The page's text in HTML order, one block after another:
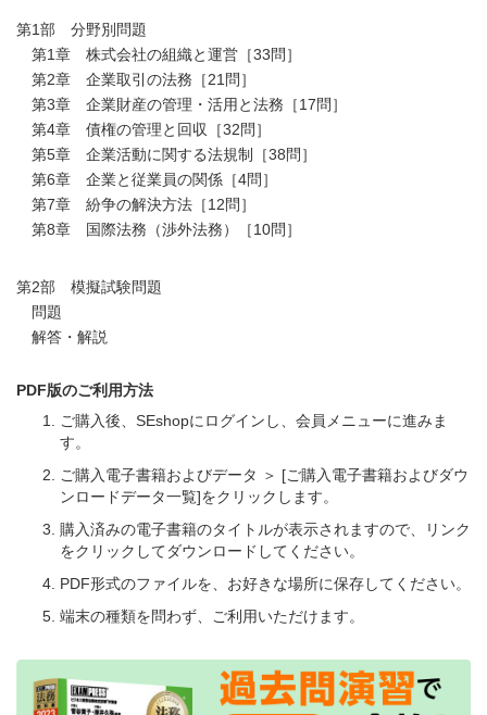
第1部 分野別問題
第1章 株式会社の組織と運営［33問］
第2章 企業取引の法務［21問］
第3章 企業財産の管理・活用と法務［17問］
第4章 債権の管理と回収［32問］
第5章 企業活動に関する法規制［38問］
第6章 企業と従業員の関係［4問］
第7章 紛争の解決方法［12問］
第8章 国際法務（渉外法務）［10問］
第2部 模擬試験問題
問題
解答・解説
PDF版のご利用方法
ご購入後、SEshopにログインし、会員メニューに進みま
す。
ご購入電子書籍およびデータ ＞ [ご購入電子書籍およびダウ
ンロードデータ一覧]をクリックします。
購入済みの電子書籍のタイトルが表示されますので、リンク
をクリックしてダウンロードしてください。
PDF形式のファイルを、お好きな場所に保存してください。
端末の種類を問わず、ご利用いただけます。